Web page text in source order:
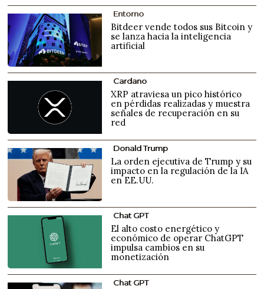
Entorno
Bitdeer vende todos sus Bitcoin y
se lanza hacia la inteligencia
artificial
Cardano
XRP atraviesa un pico histórico
en pérdidas realizadas y muestra
señales de recuperación en su
red
Donald Trump
La orden ejecutiva de Trump y su
impacto en la regulación de la IA
en EE.UU.
Chat GPT
El alto costo energético y
económico de operar ChatGPT
impulsa cambios en su
monetización
Chat GPT